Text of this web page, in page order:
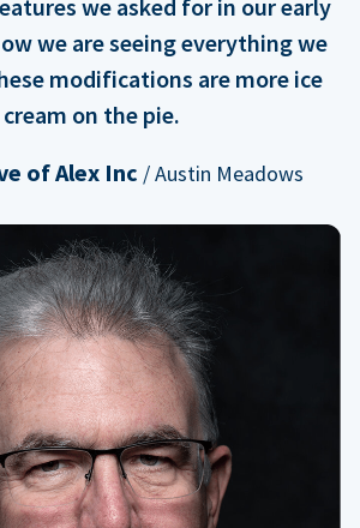
we asked for in our early
we are seeing everything we
modifications are more ice
cream on the pie.
of Alex Inc / Austin Meadows